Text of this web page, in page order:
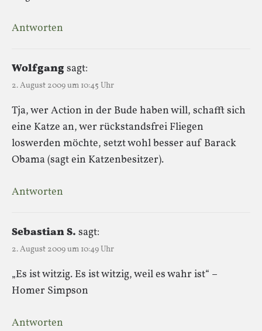
Antworten
Wolfgangsagt:
2. August 2009 um 10:45 Uhr
Tja, wer Action in der Bude haben will, schafft sich
eine Katze an, wer rückstandsfrei Fliegen
loswerden möchte, setzt wohl besser auf Barack
Obama (sagt ein Katzenbesitzer).
Antworten
Sebastian S. sagt:
2. August 2009 um 10:49 Uhr
„Es ist witzig. Es ist witzig, weil es wahr ist“ –
Homer Simpson
Antworten